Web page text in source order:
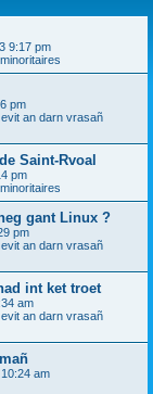
9:17 pm
pm
an darn vrasañ
Saint-Rvoal
pm
gant Linux ?
pm
an darn vrasañ
int ket troet
am
an darn vrasañ
am